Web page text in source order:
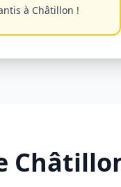
à Châtillon !